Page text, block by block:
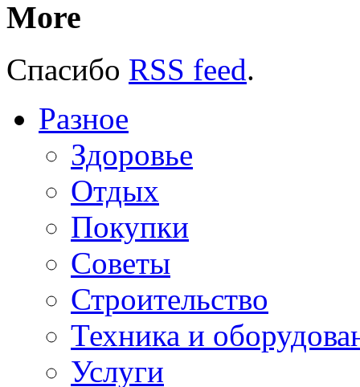
More
Спасибо RSS feed.
Разное
Здоровье
Отдых
Покупки
Советы
Строительство
Техника и
Услуги